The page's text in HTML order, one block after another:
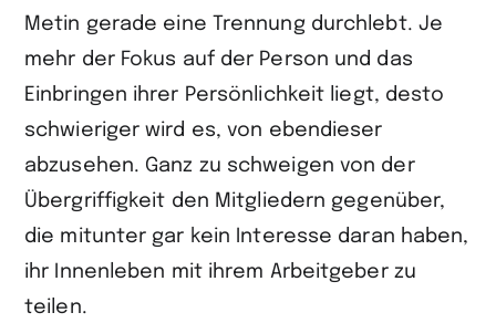
Metin gerade eine Trennung durchlebt. Je
mehr der Fokus auf der Person und das
Einbringen ihrer Persönlichkeit liegt, desto
schwieriger wird es, von ebendieser
abzusehen. Ganz zu schweigen von der
Übergriffigkeit den Mitgliedern gegenüber,
die mitunter gar kein Interesse daran haben,
ihr Innen­leben mit ihrem Arbeitgeber zu
teilen.